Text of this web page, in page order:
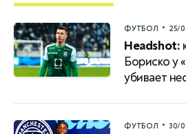
ФУТБОЛ • 25/
Headshot:
Бориско у
убивает
ФУТБОЛ • 30/